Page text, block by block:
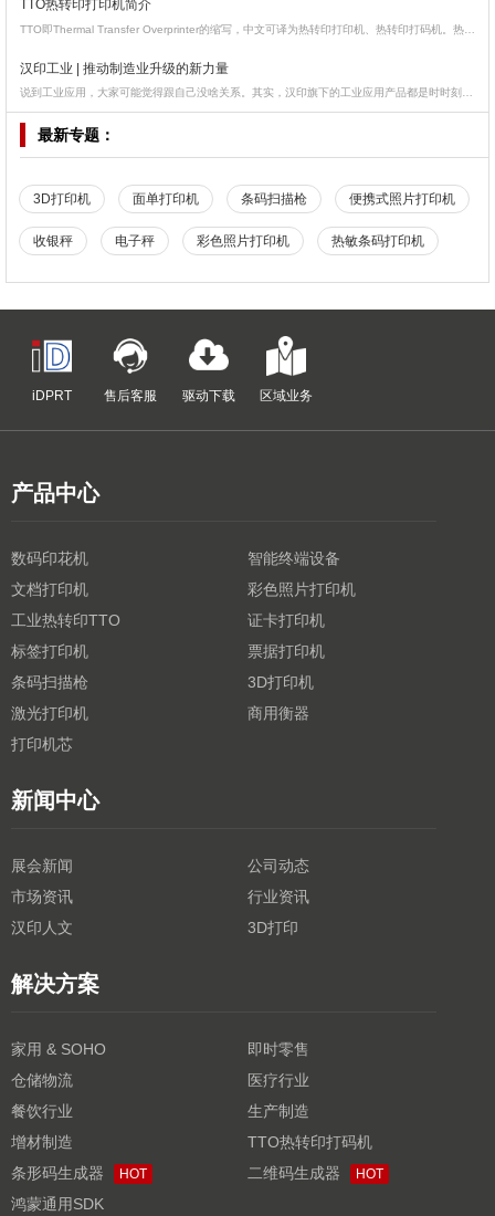
TTO热转印打印机简介
汉印工业 | 推动制造业升级的新力量
最新专题：
3D打印机 面单打印机 条码扫描枪 便携式照片打印机
收银秤 电子秤 彩色照片打印机 热敏条码打印机
iDPRT 售后客服 驱动下载 区域业务
产品中心
数码印花机
智能终端设备
文档打印机
彩色照片打印机
工业热转印TTO
证卡打印机
标签打印机
票据打印机
条码扫描枪
3D打印机
激光打印机
商用衡器
打印机芯
新闻中心
展会新闻
公司动态
市场资讯
行业资讯
汉印人文
3D打印
解决方案
家用 & SOHO
即时零售
仓储物流
医疗行业
餐饮行业
生产制造
增材制造
TTO热转印打码机
条形码生成器
HOT 二维码生成器 HOT
鸿蒙通用SDK